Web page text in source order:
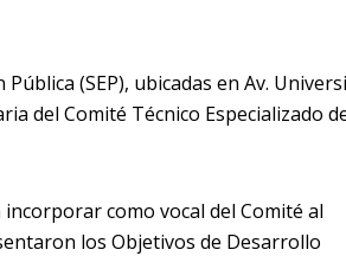
(SEP), ubicadas en Av.
del Comité Técnico Especializado
como vocal del Comité al
los Objetivos de Desarrollo